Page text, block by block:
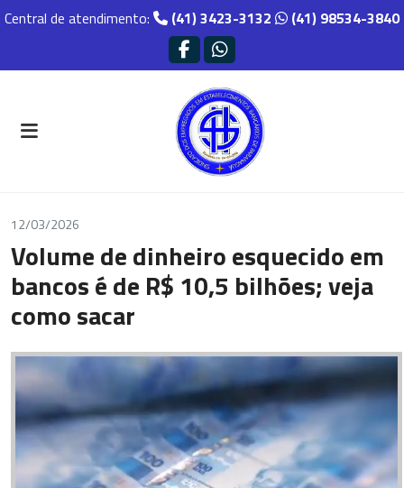
Central de atendimento: (41) 3423-3132 (41) 98534-3840
12/03/2026
Volume de dinheiro esquecido em
bancos é de R$ 10,5 bilhões; veja
como sacar